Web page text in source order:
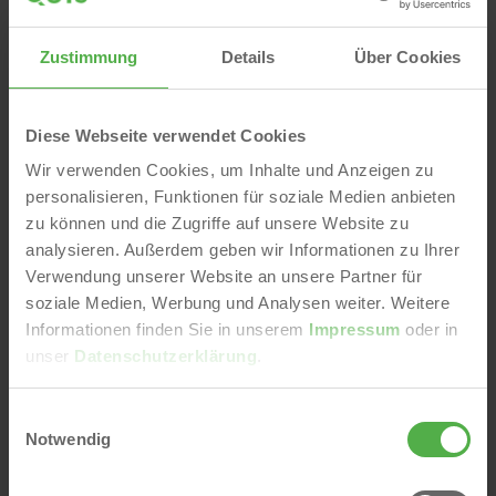
Zustimmung Details Über Cookies
Diese Webseite verwendet Cookies
Wir verwenden Cookies, um Inhalte und Anzeigen zu
personalisieren, Funktionen für soziale Medien anbieten
zu können und die Zugriffe auf unsere Website zu
analysieren. Außerdem geben wir Informationen zu Ihrer
Verwendung unserer Website an unsere Partner für
soziale Medien, Werbung und Analysen weiter. Weitere
Informationen finden Sie in unserem Impressum oder in
unser Datenschutzerklärung
Notwendig
2020 ist die Gruppe der 65-75-Jährigen um etwa 15
auch auf die Altersgruppe 75+ durch, die zuletzt einen